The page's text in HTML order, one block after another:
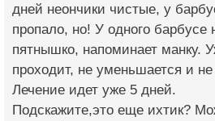
дней неончики чистые, у
пропало, но! У одного барбусе
пятнышко, напоминает манку.
проходит, не уменьшается и
Лечение идет уже 5 дней.
Подскажите,это еще ихтик?